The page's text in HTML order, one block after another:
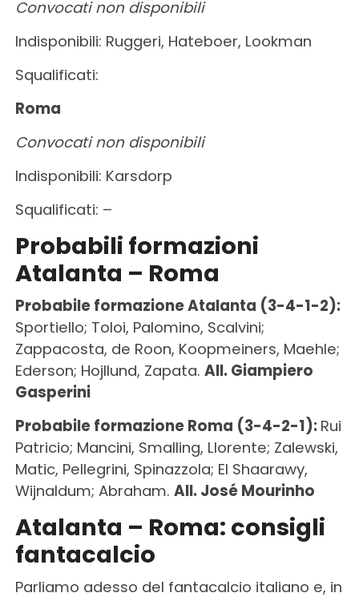
Convocati non disponibili
Indisponibili: Ruggeri, Hateboer, Lookman
Squalificati:
Roma
Convocati non disponibili
Indisponibili: Karsdorp
Squalificati: –
Probabili formazioni
Atalanta – Roma
Probabile formazione Atalanta (3-4-1-2):
Sportiello; Toloi, Palomino, Scalvini;
Zappacosta, de Roon, Koopmeiners, Maehle;
Ederson; Hojllund, Zapata. All. Giampiero
Gasperini
Probabile formazione Roma (3-4-2-1): Rui
Patricio; Mancini, Smalling, Llorente; Zalewski,
Matic, Pellegrini, Spinazzola; El Shaarawy,
Wijnaldum; Abraham. All. José Mourinho
Atalanta – Roma: consigli
fantacalcio
Parliamo adesso del fantacalcio italiano e, in